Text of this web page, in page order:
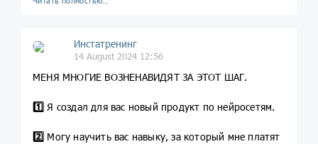
Инстатренинг
14 August 2024 12:56
МЕНЯ МНОГИЕ ВОЗНЕНАВИДЯТ ЗА ЭТОТ ШАГ.
1️⃣ Я создал для вас новый продукт по нейросетям.
2️⃣ Могу научить вас навыку, за который мне платят